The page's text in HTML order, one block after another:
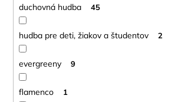
duchovná hudba 45
hudba pre deti, žiakov a študentov 2
evergreeny 9
flamenco 1